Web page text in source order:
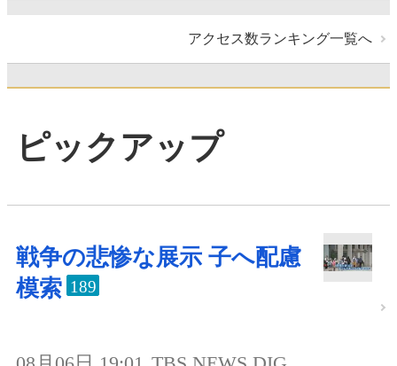
アクセス数ランキング一覧へ
ピックアップ
戦争の悲惨な展示 子へ配慮
模索 189